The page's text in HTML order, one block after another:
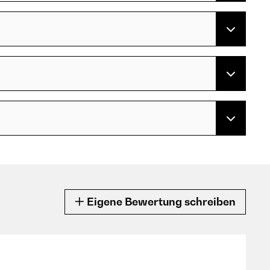
Eigene Bewertung schreiben